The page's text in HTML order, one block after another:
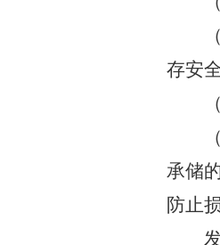
存安全
承储
防止